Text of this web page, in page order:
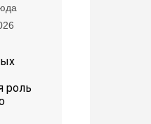
роль